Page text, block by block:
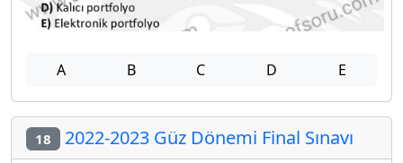
A B C D E
18 2022-2023 Güz Dönemi Final Sınavı